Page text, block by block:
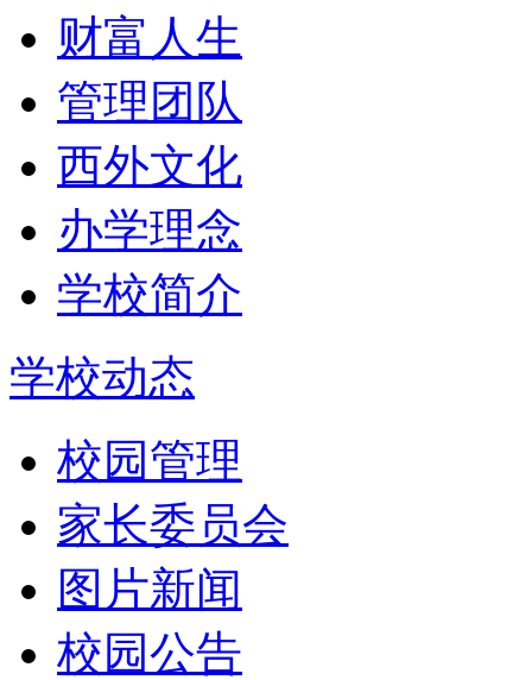
财富人生
管理团队
西外文化
办学理念
学校简介
学校动态
校园管理
家长委员会
图片新闻
校园公告